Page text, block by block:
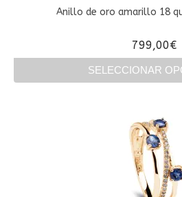
en
de
Anillo de oro amarillo 18
799,00€
SELECCIONAR
tiene
Las
se